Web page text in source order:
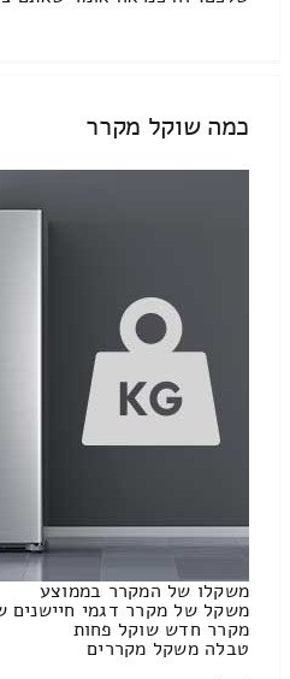
כמה שוקל מקרר
משקלו של המקרר בממוצע
משקל של מקרר דגמי חיישנים
מקרר חדש שוקל פחות
טבלה משקל מקררים